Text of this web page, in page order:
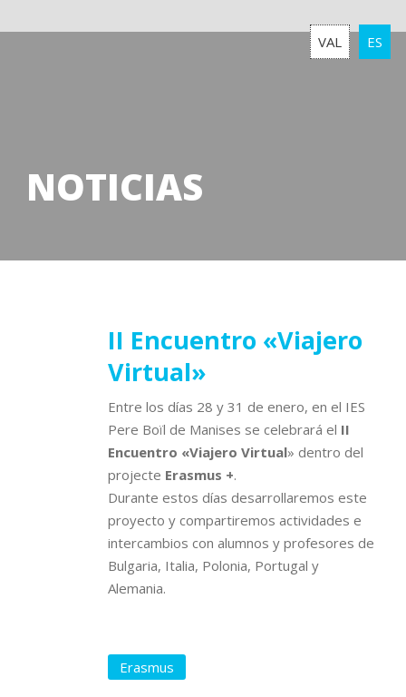
VAL ES
NOTICIAS
II Encuentro «Viajero
Virtual»
Entre los días 28 y 31 de enero, en el IES
Pere Boïl de Manises se celebrará el II
Encuentro «Viajero Virtual» dentro del
projecte Erasmus +.
Durante estos días desarrollaremos este
proyecto y compartiremos actividades e
intercambios con alumnos y profesores de
Bulgaria, Italia, Polonia, Portugal y
Alemania.
Erasmus